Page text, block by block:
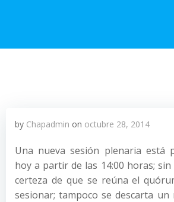
by Chapadmin on octubre 28, 2014
Una nueva sesión plenaria está
hoy a partir de las 14:00 horas;
certeza de que se reúna el
sesionar; tampoco se descarta